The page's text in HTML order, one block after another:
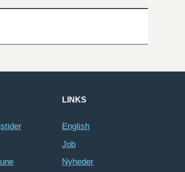
LINKS
English
Job
Nyheder